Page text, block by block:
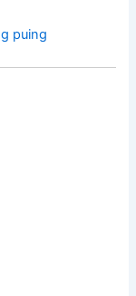
puing